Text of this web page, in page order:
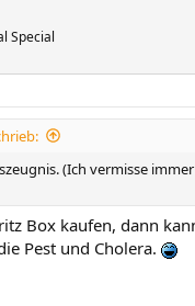
Special
(Ich vermisse
Box kaufen, dann
Pest und Cholera.